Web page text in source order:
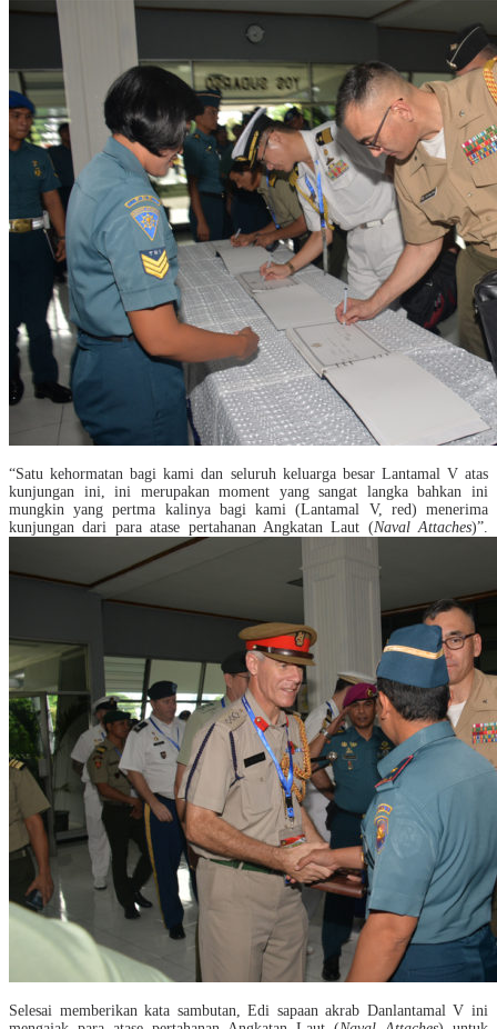
“Satu kehormatan bagi kami dan seluruh keluarga besar Lantamal V atas
kunjungan ini, ini merupakan moment yang sangat langka bahkan ini
mungkin yang pertma kalinya bagi kami (Lantamal V, red) menerima
kunjungan dari para atase pertahanan Angkatan Laut (Naval Attaches)”.
Selesai memberikan kata sambutan, Edi sapaan akrab Danlantamal V ini